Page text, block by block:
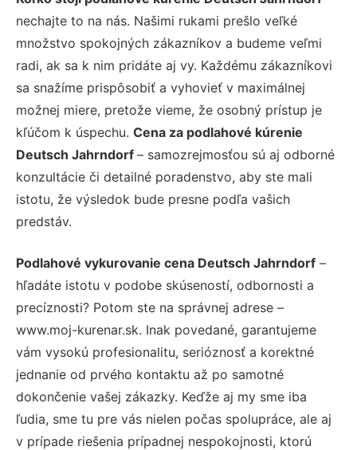
nechajte to na nás. Našimi rukami prešlo veľké
množstvo spokojných zákazníkov a budeme veľmi
radi, ak sa k nim pridáte aj vy. Každému zákazníkovi
sa snažíme prispôsobiť a vyhovieť v maximálnej
možnej miere, pretože vieme, že osobný prístup je
kľúčom k úspechu. Cena za podlahové kúrenie
Deutsch Jahrndorf – samozrejmosťou sú aj odborné
konzultácie či detailné poradenstvo, aby ste mali
istotu, že výsledok bude presne podľa vašich
predstáv.
Podlahové vykurovanie cena Deutsch Jahrndorf –
hľadáte istotu v podobe skúseností, odbornosti a
precíznosti? Potom ste na správnej adrese –
www.moj-kurenar.sk. Inak povedané, garantujeme
vám vysokú profesionalitu, serióznosť a korektné
jednanie od prvého kontaktu až po samotné
dokončenie vašej zákazky. Keďže aj my sme iba
ľudia, sme tu pre vás nielen počas spolupráce, ale aj
v prípade riešenia prípadnej nespokojnosti, ktorú